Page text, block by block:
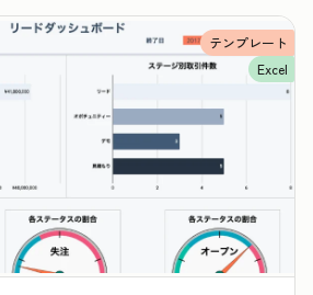
テンプレート
Excel